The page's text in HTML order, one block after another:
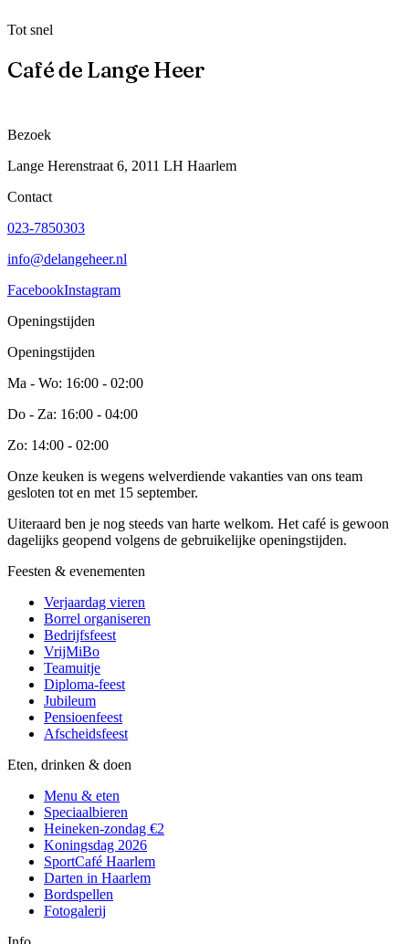
Tot snel
Café de Lange Heer
Bezoek
Lange Herenstraat 6, 2011 LH Haarlem
Contact
023-7850303
info@delangeheer.nl
FacebookInstagram
Openingstijden
Openingstijden
Ma - Wo: 16:00 - 02:00
Do - Za: 16:00 - 04:00
Zo: 14:00 - 02:00
Onze keuken is wegens welverdiende vakanties van ons team
gesloten tot en met 15 september.
Uiteraard ben je nog steeds van harte welkom. Het café is gewoon
dagelijks geopend volgens de gebruikelijke openingstijden.
Feesten & evenementen
Verjaardag vieren
Borrel organiseren
Bedrijfsfeest
VrijMiBo
Teamuitje
Diploma-feest
Jubileum
Pensioenfeest
Afscheidsfeest
Eten, drinken & doen
Menu & eten
Speciaalbieren
Heineken-zondag €2
Koningsdag 2026
SportCafé Haarlem
Darten in Haarlem
Bordspellen
Fotogalerij